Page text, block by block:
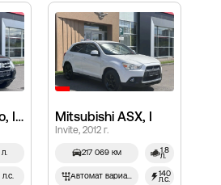
Mitsubishi Pajero, IV Рестайлинг 1
л.с.
Mitsubishi ASX, I
Invite, 2012 г.
217 069 км 1.8
л.
Автомат вариатор 140
л.с.